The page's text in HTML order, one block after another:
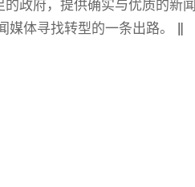
政府，提供确实与优质的新闻
体寻找转型的一条出路。